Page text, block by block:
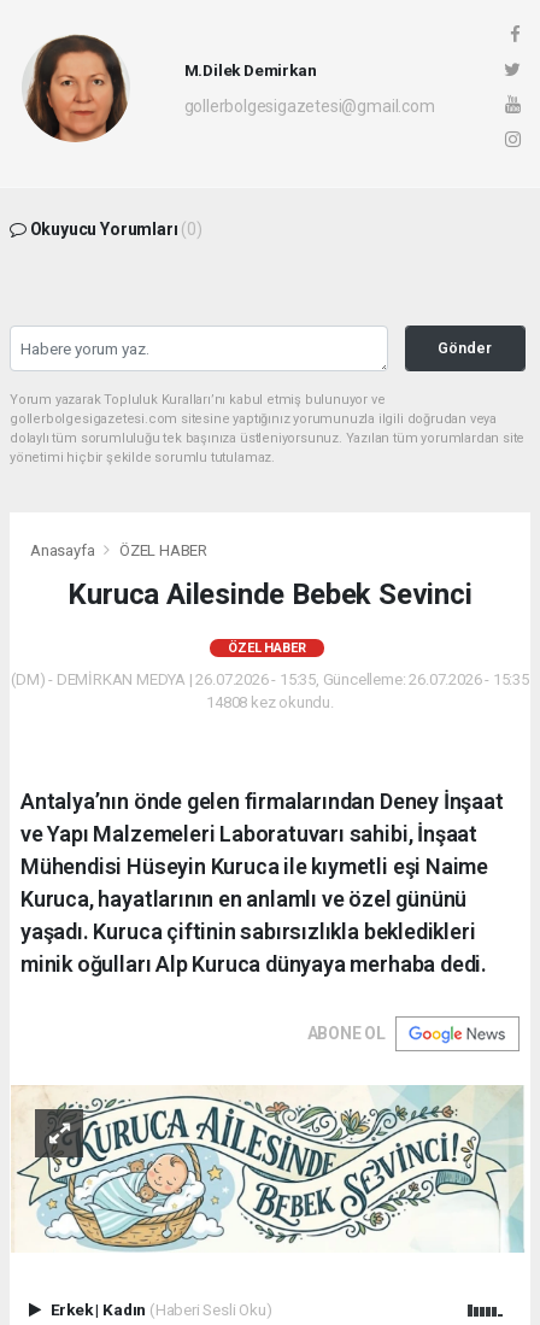
M.Dilek Demirkan
gollerbolgesigazetesi@gmail.com
Okuyucu Yorumları (0)
Gönder
Yorum yazarak Topluluk Kuralları’nı kabul etmiş bulunuyor ve
gollerbolgesigazetesi.com sitesine yaptığınız yorumunuzla ilgili doğrudan veya
dolaylı tüm sorumluluğu tek başınıza üstleniyorsunuz. Yazılan tüm yorumlardan site
yönetimi hiçbir şekilde sorumlu tutulamaz.
Anasayfa ÖZEL HABER
Kuruca Ailesinde Bebek Sevinci
ÖZEL HABER
(DM) - DEMİRKAN MEDYA | 26.07.2026 - 15:35, Güncelleme: 26.07.2026 - 15:35
14808 kez okundu.
Antalya’nın önde gelen firmalarından Deney İnşaat
ve Yapı Malzemeleri Laboratuvarı sahibi, İnşaat
Mühendisi Hüseyin Kuruca ile kıymetli eşi Naime
Kuruca, hayatlarının en anlamlı ve özel gününü
yaşadı. Kuruca çiftinin sabırsızlıkla bekledikleri
minik oğulları Alp Kuruca dünyaya merhaba dedi.
ABONE OL
Erkek| Kadın (Haberi Sesli Oku)